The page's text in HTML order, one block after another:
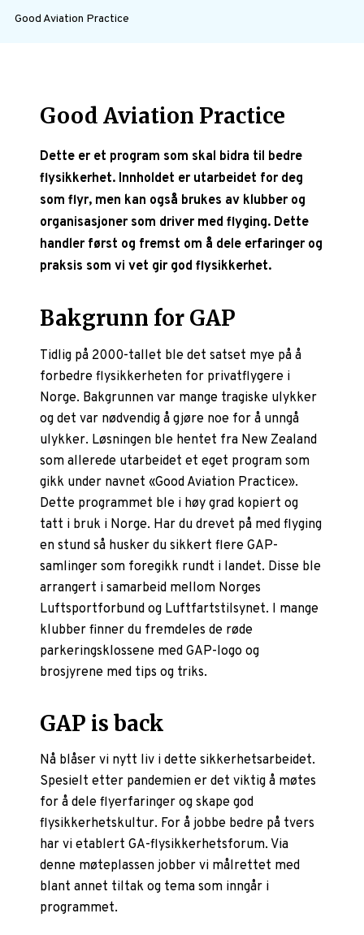
Good Aviation Practice
Good Aviation Practice
Dette er et program som skal bidra til bedre
flysikkerhet. Innholdet er utarbeidet for deg
som flyr, men kan også brukes av klubber og
organisasjoner som driver med flyging. Dette
handler først og fremst om å dele erfaringer og
praksis som vi vet gir god flysikkerhet.
Bakgrunn for GAP
Tidlig på 2000-tallet ble det satset mye på å
forbedre flysikkerheten for privatflygere i
Norge. Bakgrunnen var mange tragiske ulykker
og det var nødvendig å gjøre noe for å unngå
ulykker. Løsningen ble hentet fra New Zealand
som allerede utarbeidet et eget program som
gikk under navnet «Good Aviation Practice».
Dette programmet ble i høy grad kopiert og
tatt i bruk i Norge. Har du drevet på med flyging
en stund så husker du sikkert flere GAP-
samlinger som foregikk rundt i landet. Disse ble
arrangert i samarbeid mellom Norges
Luftsportforbund og Luftfartstilsynet. I mange
klubber finner du fremdeles de røde
parkeringsklossene med GAP-logo og
brosjyrene med tips og triks.
GAP is back
Nå blåser vi nytt liv i dette sikkerhetsarbeidet.
Spesielt etter pandemien er det viktig å møtes
for å dele flyerfaringer og skape god
flysikkerhetskultur. For å jobbe bedre på tvers
har vi etablert GA-flysikkerhetsforum. Via
denne møteplassen jobber vi målrettet med
blant annet tiltak og tema som inngår i
programmet.